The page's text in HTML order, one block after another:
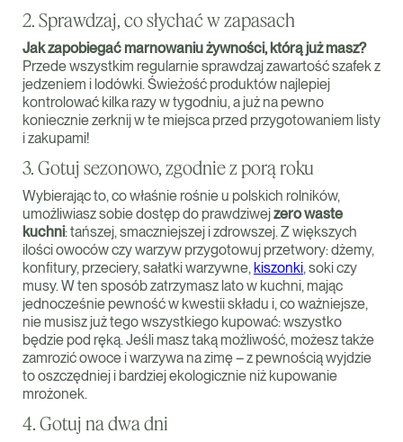
2. Sprawdzaj, co słychać w zapasach
Jak zapobiegać marnowaniu żywności, którą już masz?
Przede wszystkim regularnie sprawdzaj zawartość szafek z
jedzeniem i lodówki. Świeżość produktów najlepiej
kontrolować kilka razy w tygodniu, a już na pewno
koniecznie zerknij w te miejsca przed przygotowaniem listy
i zakupami!
3. Gotuj sezonowo, zgodnie z porą roku
Wybierając to, co właśnie rośnie u polskich rolników,
umożliwiasz sobie dostęp do prawdziwejzero waste
kuchni: tańszej, smaczniejszej i zdrowszej. Z większych
ilości owoców czy warzyw przygotowuj przetwory: dżemy,
konfitury, przeciery, sałatki warzywne, kiszonki, soki czy
musy. W ten sposób zatrzymasz lato w kuchni, mając
jednocześnie pewność w kwestii składu i, co ważniejsze,
nie musisz już tego wszystkiego kupować: wszystko
będzie pod ręką. Jeśli masz taką możliwość, możesz także
zamrozić owoce i warzywa na zimę – z pewnością wyjdzie
to oszczędniej i bardziej ekologicznie niż kupowanie
mrożonek.
4. Gotuj na dwa dni